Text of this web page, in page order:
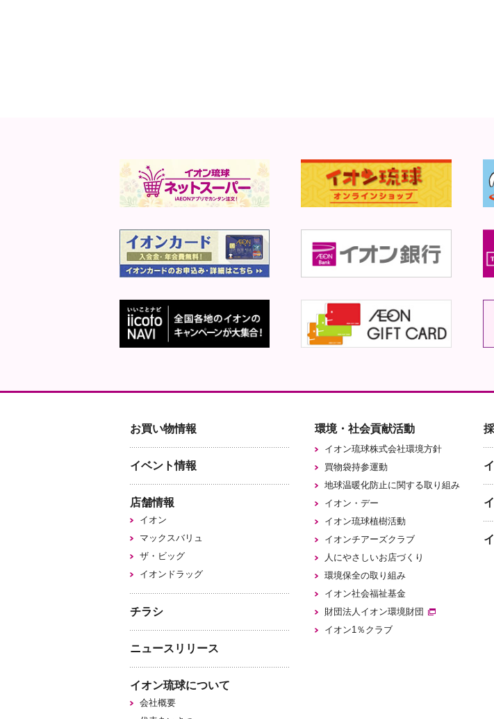
お買い物情報
イベント情報
店舗情報
イオン
マックスバリュ
ザ・ビッグ
イオンドラッグ
チラシ
ニュースリリース
イオン琉球について
会社概要
環境・社会貢献活動
イオン琉球株式会社環境方針
買物袋持参運動
地球温暖化防止に関する取り組み
イオン・デー
イオン琉球植樹活動
イオンチアーズクラブ
人にやさしいお店づくり
環境保全の取り組み
イオン社会福祉基金
財団法人イオン環境財団
イオン1％クラブ